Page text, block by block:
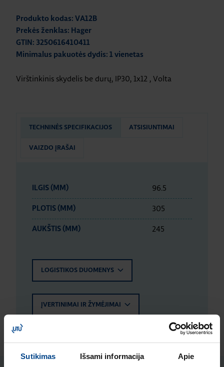
Sutikimas Išsami informacija Apie
Produkto kodas: VA12B
Prekės ženklas: Hager
GTIN: 3250616410411
Minimalus pakuotės dydis: 1 vienetas
Virštinkinis skydelis be durų, IP30, 1x12 , Volta
TECHNINĖS SPECIFIKACIJOS ATSISIUNTIMAI
VAIZDO ĮRAŠAI
ILGIS (MM) 96.5
PLOTIS (MM) 305
AUKŠTIS (MM) 245
LOGISTIKOS DUOMENYS
ĮVERTINIMAI IR ŽYMĖJIMAI